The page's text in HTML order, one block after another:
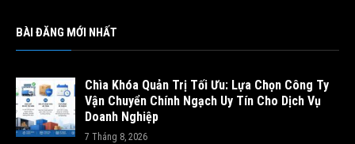
BÀI ĐĂNG MỚI NHẤT
Chìa Khóa Quản Trị Tối Ưu: Lựa Chọn Công Ty
Vận Chuyển Chính Ngạch Uy Tín Cho Dịch Vụ
Doanh Nghiệp
7 Tháng 8, 2026